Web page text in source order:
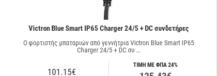
Victron Blue Smart IP65 Charger 24/5 + DC συνδετήρες
O φορτιστής μπαταριών από γεννήτρια Victron Blue Smart IP65
Charger 24/5 + DC συ …
101.15€
ΤΙΜΗ ΜΕ ΦΠΑ 24%